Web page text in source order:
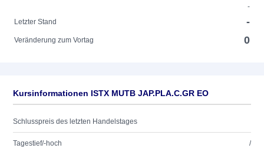
-
Letzter Stand
-
Veränderung zum Vortag 0
Kursinformationen ISTX MUTB JAP.PLA.C.GR EO
Schlusspreis des letzten Handelstages
Tagestief/-hoch /